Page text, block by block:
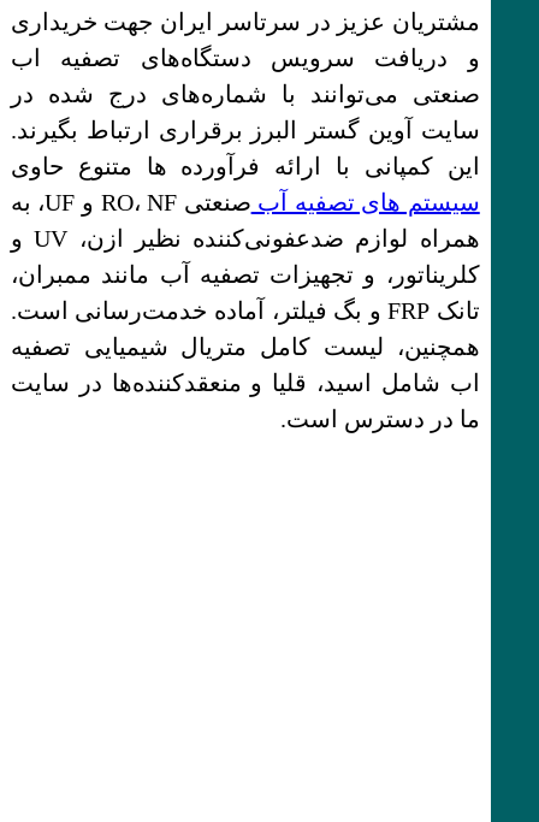
مشتریان عزیز در سرتاسر ایران جهت خریداری
و دریافت سرویس دستگاه‌های تصفیه اب
صنعتی می‌توانند با شماره‌های درج شده در
سایت آوین گستر البرز برقراری ارتباط بگیرند.
این کمپانی با ارائه فرآورده ها متنوع حاوی
سیستم های تصفیه آب
صنعتی RO، NF و UF، به
همراه لوازم ضدعفونی‌کننده نظیر ازن، UV و
کلریناتور، و تجهیزات تصفیه آب مانند ممبران،
تانک FRP و بگ فیلتر، آماده خدمت‌رسانی است.
همچنین، لیست کامل متریال شیمیایی تصفیه
اب شامل اسید، قلیا و منعقدکننده‌ها در سایت
ما در دسترس است.